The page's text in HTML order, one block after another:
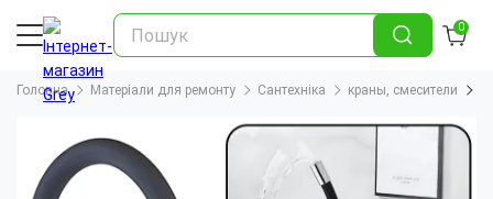
0
Головна Матеріали для ремонту Сантехніка краны, смесители